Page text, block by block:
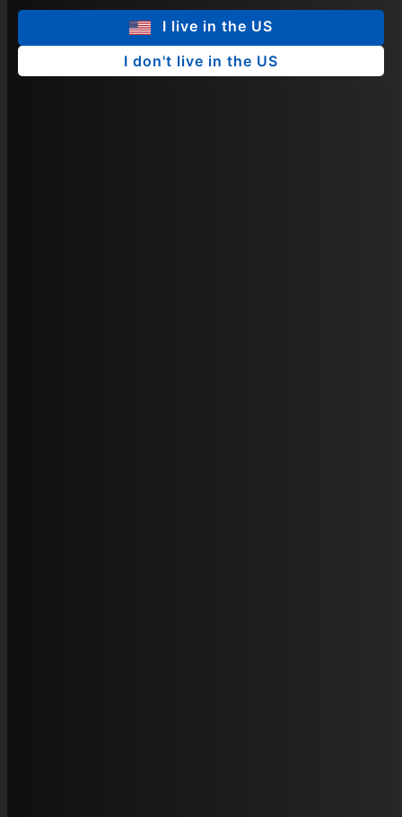
I live in the US
I don't live in the US